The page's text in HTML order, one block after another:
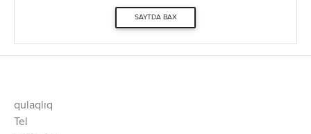
SAYTDA BAX
qulaqlıq
Tel